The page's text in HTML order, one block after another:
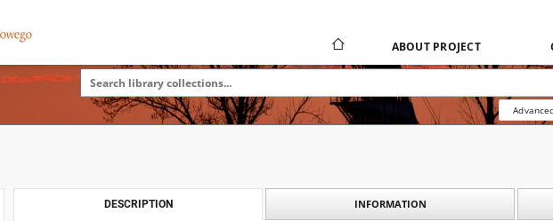
ABOUT PROJECT
DESCRIPTION INFORMATION